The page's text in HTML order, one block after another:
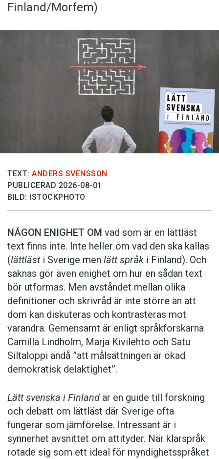
Finland/Morfem)
TEXT: ANDERS SVENSSON
PUBLICERAD 2026-08-01
BILD: ISTOCKPHOTO
NÅGON ENIGHET OM vad som är en lättläst
text finns inte. Inte heller om vad den ska kallas
(lättlästi Sverige men lätt språk i Finland). Och
saknas gör även enighet om hur en sådan text
bör utformas. Men avståndet mellan olika
definitioner och skrivråd är inte större än att
dom kan diskuteras och kontrasteras mot
varandra. Gemensamt är enligt språkforskarna
Camilla Lindholm, Marja Kivilehto och Satu
Siltaloppi ändå ”att målsättningen är ökad
demokratisk delaktighet”.
Lätt svenska i Finland är en guide till forskning
och debatt om lättläst där ­Sverige ofta
fungerar som jämförelse. ­Intressant är i
synnerhet ­avsnittet om attityder. När klar­språk
rotade sig som ett ideal för myndighetsspråket